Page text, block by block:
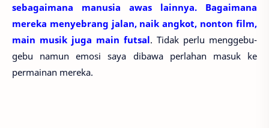
sebagaimana manusia awas lainnya. Bagaimana
mereka menyebrang jalan, naik angkot, nonton film,
main musik juga main futsal. Tidak perlu menggebu-
gebu namun emosi saya dibawa perlahan masuk ke
permainan mereka.